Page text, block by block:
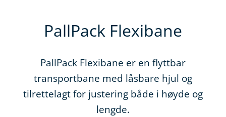
PallPack Flexibane
PallPack Flexibane er en flyttbar
transportbane med låsbare hjul og
tilrettelagt for justering både i høyde og
lengde.